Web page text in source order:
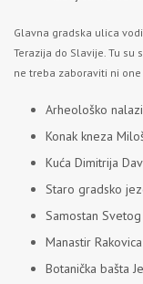
Glavna gradska ulica
Terazija do Slavije. Tu
ne treba zaboraviti ni
Arheološko
Konak kneza
Kuća Dimitrija
Staro gradsko
Samostan
Manastir Rakovica
Botanička bašta